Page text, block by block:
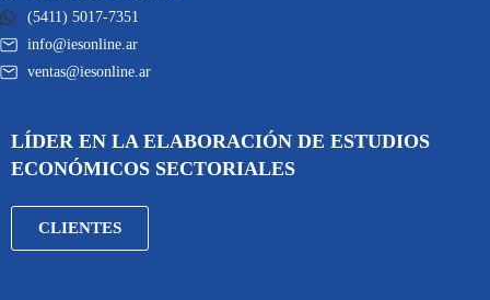
(5411) 5017-7351
info@iesonline.ar
ventas@iesonline.ar
LÍDER EN LA ELABORACIÓN DE ESTUDIOS
ECONÓMICOS SECTORIALES
CLIENTES